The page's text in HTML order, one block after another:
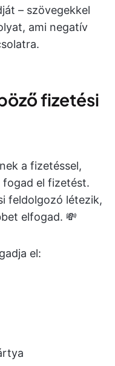
– szövegekkel
ami negatív
fizetési
a fizetéssel,
fogad el fizetést.
feldolgozó létezik,
elfogad. 💸
el: